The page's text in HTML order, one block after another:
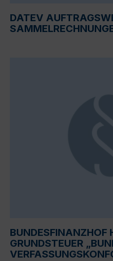
DATEV
BUNDESFINANZHOF
GRUNDSTEUER